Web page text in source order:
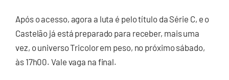
Após o acesso, agora a luta é pelo título da Série C, e o
Castelão já está preparado para receber, mais uma
vez, o universo Tricolor em peso, no próximo sábado,
às 17h00. Vale vaga na final.